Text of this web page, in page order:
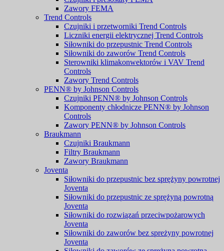
Zawory FEMA
Trend Controls
Czujniki i przetworniki Trend Controls
Liczniki energii elektrycznej Trend Controls
Siłowniki do przepustnic Trend Controls
Siłowniki do zaworów Trend Controls
Sterowniki klimakonwektorów i VAV Trend
Controls
Zawory Trend Controls
PENN® by Johnson Controls
Czujniki PENN® by Johnson Controls
Komponenty chłodnicze PENN® by Johnson
Controls
Zawory PENN® by Johnson Controls
Braukmann
Czujniki Braukmann
Filtry Braukmann
Zawory Braukmann
Joventa
Siłowniki do przepustnic bez sprężyny powrotnej
Joventa
Siłowniki do przepustnic ze sprężyną powrotną
Joventa
Siłowniki do rozwiązań przeciwpożarowych
Joventa
Siłowniki do zaworów bez spreżyny powrotnej
Joventa